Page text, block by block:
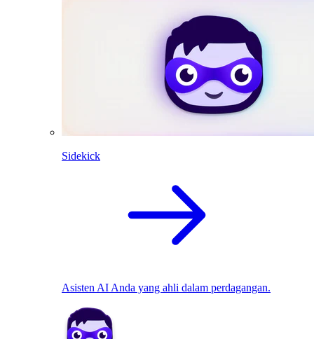
Sidekick
Asisten AI Anda yang ahli dalam perdagangan.